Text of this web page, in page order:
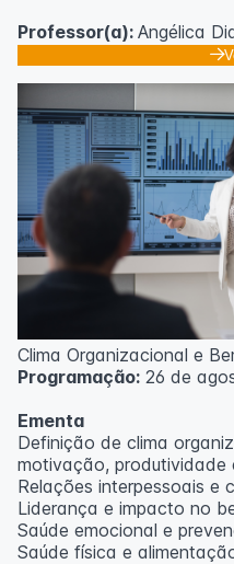
Professor(a): Angélica
Clima Organizacional e
Programação: 26 de
Ementa
Definição de clima
motivação, produtividade
Relações interpessoais e
Liderança e impacto no
Saúde emocional e
Saúde física e